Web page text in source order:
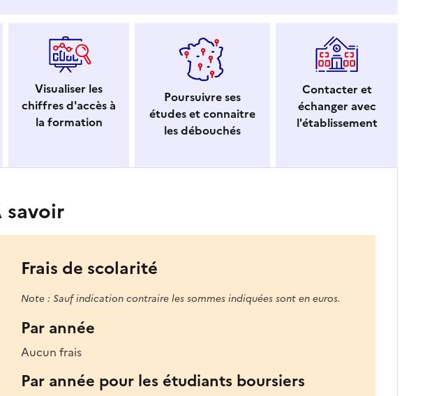
Visualiser les
chiffres d'accès à
la formation
Poursuivre ses
études et connaitre
les débouchés
Contacter et
échanger avec
l'établissement
savoir
Frais de scolarité
Note : Sauf indication contraire les sommes indiquées sont en euros.
Par année
Aucun frais
Par année pour les étudiants boursiers